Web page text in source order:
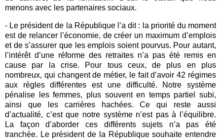
menons avec les partenaires sociaux.
- Le président de la République l’a dit : la priorité du moment
est de relancer l’économie, de créer un maximum d’emplois
et de s’assurer que les emplois soient pourvus. Pour autant,
l’intérêt d’une réforme des retraites n’a pas été remis en
cause par la crise. Pour tous ceux, de plus en plus
nombreux, qui changent de métier, le fait d’avoir 42 régimes
aux règles différentes est une difficulté. Notre système
pénalise les femmes, plus souvent en temps partiel subi,
ainsi que les carrières hachées. Ce qui reste aussi
d’actualité, c’est que notre système n’est pas à l’équilibre.
La façon d’aborder ces différents sujets n’a pas été
tranchée. Le président de la République souhaite entendre